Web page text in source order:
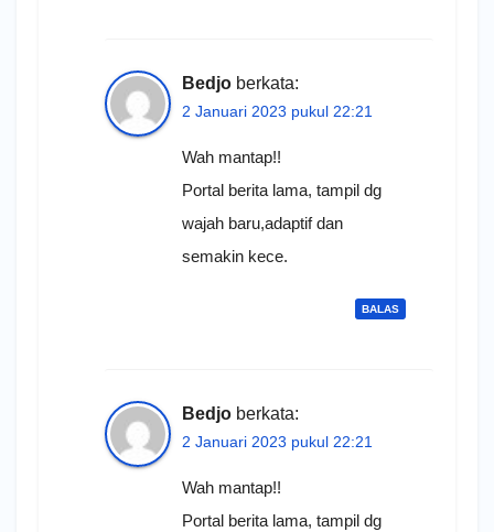
Bedjo berkata:
2 Januari 2023 pukul 22:21
Wah mantap!!
Portal berita lama, tampil dg
wajah baru,adaptif dan
semakin kece.
BALAS
Bedjo berkata:
2 Januari 2023 pukul 22:21
Wah mantap!!
Portal berita lama, tampil dg